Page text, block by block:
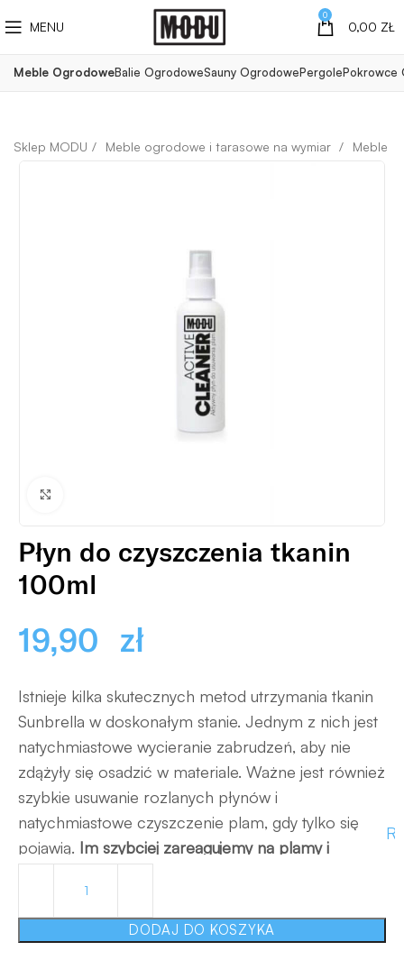
MENU
0
0,00 ZŁ
Meble OgrodoweBalie OgrodoweSauny OgrodowePergolePokrowce
Meble ogrodowe i tarasowe na wymiar Meble
Płyn do czyszczenia tkanin
100ml
19,90 zł
Istnieje kilka skutecznych metod utrzymania tkanin
Sunbrella w doskonałym stanie. Jednym z nich jest
natychmiastowe wycieranie zabrudzeń, aby nie
zdążyły się osadzić w materiale. Ważne jest również
szybkie usuwanie rozlanych płynów i
natychmiastowe czyszczenie plam, gdy tylko się
pojawią. Im szybciej zareagujemy na plamy i
DODAJ DO KOSZYKA